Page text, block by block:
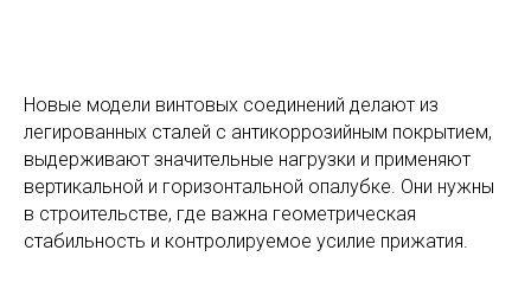
Новые модели винтовых соединений делают из
легированных сталей с антикоррозийным покрытием,
выдерживают значительные нагрузки и применяют
вертикальной и горизонтальной опалубке. Они нужны
в строительстве, где важна геометрическая
стабильность и контролируемое усилие прижатия.